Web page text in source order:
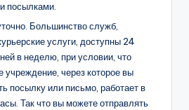
посылками.
Большинство служб,
услуги, доступны 24
в неделю, при условии, что
учреждение, через которое вы
посылку или письмо, работает в
Так что вы можете отправлять